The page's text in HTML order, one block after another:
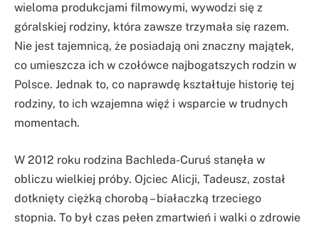
wieloma produkcjami filmowymi, wywodzi się z
góralskiej rodziny, która zawsze trzymała się razem.
Nie jest tajemnicą, że posiadają oni znaczny majątek,
co umieszcza ich w czołówce najbogatszych rodzin w
Polsce. Jednak to, co naprawdę kształtuje historię tej
rodziny, to ich wzajemna więź i wsparcie w trudnych
momentach.
W 2012 roku rodzina Bachleda-Curuś stanęła w
obliczu wielkiej próby. Ojciec Alicji, Tadeusz, został
dotknięty ciężką chorobą – białaczką trzeciego
stopnia. To był czas pełen zmartwień i walki o zdrowie